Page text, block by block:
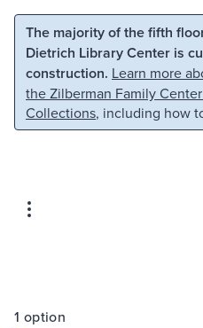
Skip to main content
The majority of the fifth
Dietrich Library Center is
construction. Learn more
the Zilberman Family
Collections, including how
1 option